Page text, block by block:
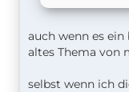
auch wenn es ein
altes Thema von
selbst wenn ich